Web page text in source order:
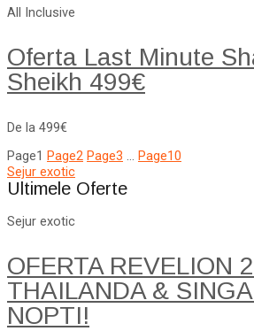
All Inclusive
Oferta Last Minute
Sheikh 499€
De la 499€
Page1 Page2 Page3 … Page10
Sejur exotic
Ultimele Oferte
Sejur exotic
OFERTA REVELION
THAILANDA &
NOPTI!